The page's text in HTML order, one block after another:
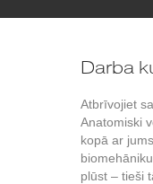
Darba
Atbrīvojiet
Anatomiski
kopā ar
plūst – tieši